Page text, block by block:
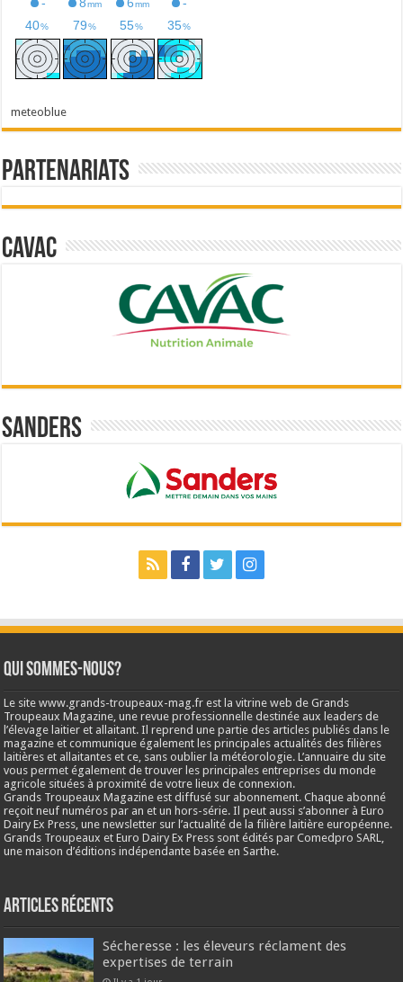
meteoblue
Partenariats
Cavac
Sanders
Qui sommes-nous?
Le site www.grands-troupeaux-mag.fr est la vitrine web de Grands
Troupeaux Magazine, une revue professionnelle destinée aux leaders de
l’élevage laitier et allaitant. Il reprend une partie des articles publiés dans le
magazine et communique également les principales actualités des filières
laitières et allaitantes et ce, sans oublier la météorologie. L’annuaire du site
vous permet également de trouver les principales entreprises du monde
agricole situées à proximité de votre lieux de connexion.
Grands Troupeaux Magazine est diffusé sur abonnement. Chaque abonné
reçoit neuf numéros par an et un hors-série. Il peut aussi s’abonner à Euro
Dairy Ex Press, une newsletter sur l’actualité de la filière laitière européenne.
Grands Troupeaux et Euro Dairy Ex Press sont édités par Comedpro SARL,
une maison d’éditions indépendante basée en Sarthe.
Articles récents
Sécheresse : les éleveurs réclament des
expertises de terrain